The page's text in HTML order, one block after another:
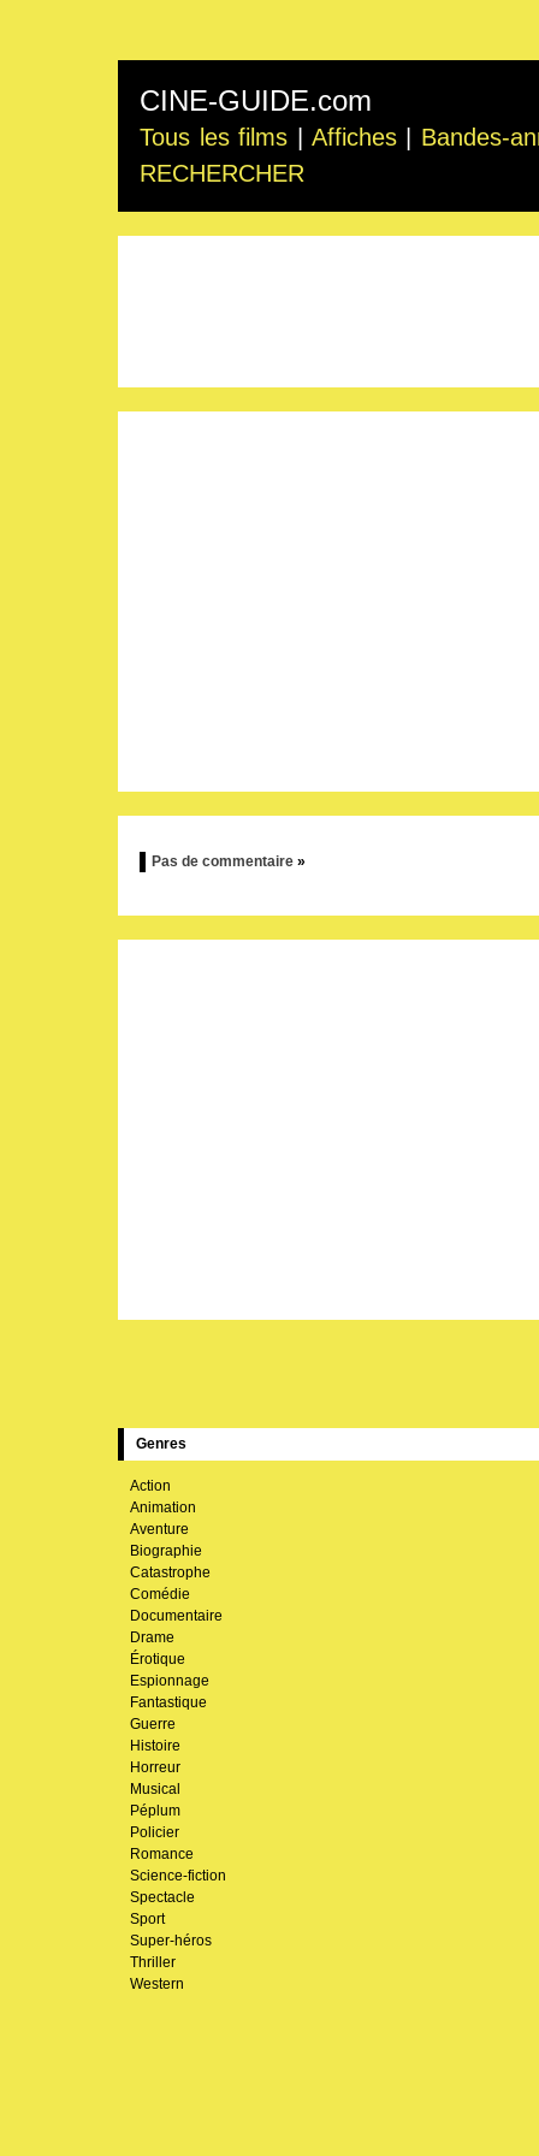
CINE-GUIDE.com
Tous les films Affiches
Bandes-
RECHERCHER
Pas de commentaire »
Genres
Action
Animation
Aventure
Biographie
Catastrophe
Comédie
Documentaire
Drame
Érotique
Espionnage
Fantastique
Guerre
Histoire
Horreur
Musical
Péplum
Policier
Romance
Science-fiction
Spectacle
Sport
Super-héros
Thriller
Western